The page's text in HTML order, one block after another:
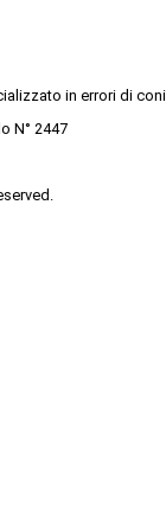
in errori di
N° 2447